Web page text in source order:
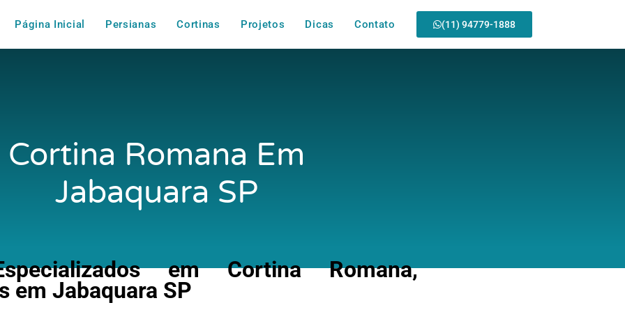
Página Inicial Persianas Cortinas Projetos Dicas Contato (11) 94779-1888
Cortina Romana Em
Jabaquara SP
em Cortina Romana,
em Jabaquara SP